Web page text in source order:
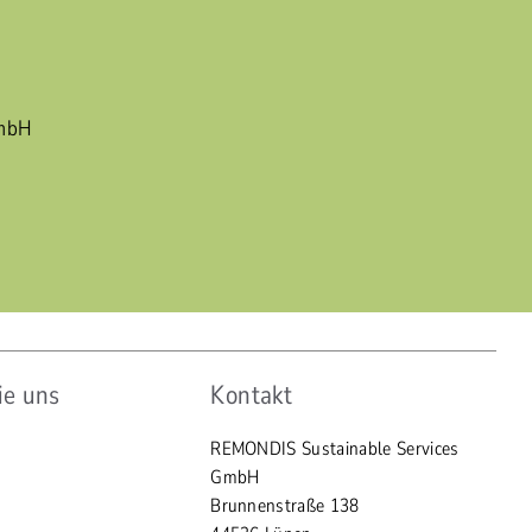
uns Kontakt
REMONDIS Sustainable Services
GmbH
Brunnenstraße 138